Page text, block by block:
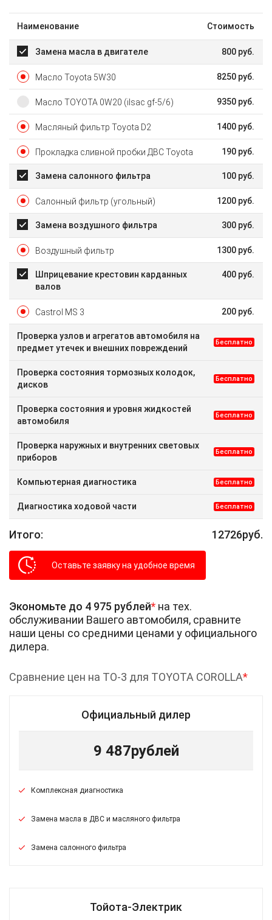
Наименование Стоимость
Замена масла в двигателе 800 руб.
Масло Toyota 5W30 8250 руб.
Масло TOYOTA 0W20 (ilsac gf-5/6) 9350 руб.
Масляный фильтр Toyota D2 1400 руб.
Прокладка сливной пробки ДВС Toyota 190 руб.
Замена салонного фильтра 100 руб.
Салонный фильтр (угольный) 1200 руб.
Замена воздушного фильтра 300 руб.
Воздушный фильтр 1300 руб.
Шприцевание крестовин карданных
валов
400 руб.
Castrol MS 3 200 руб.
Проверка узлов и агрегатов автомобиля на
предмет утечек и внешних повреждений
Бесплатно
Проверка состояния тормозных колодок,
дисков
Бесплатно
Проверка состояния и уровня жидкостей
автомобиля
Бесплатно
Проверка наружных и внутренних световых
приборов
Бесплатно
Компьютерная диагностика Бесплатно
Диагностика ходовой части Бесплатно
Итого: 12726руб.
Оставьте заявку на удобное время
Экономьте до 4 975 рублей* на тех.
обслуживании Вашего автомобиля, сравните
наши цены со средними ценами у официального
дилера.
Сравнение цен на ТО-3 для TOYOTA COROLLA*
Официальный дилер
9 487рублей
Комплексная диагностика
Замена масла в ДВС и масляного фильтра
Замена салонного фильтра
Тойота-Электрик